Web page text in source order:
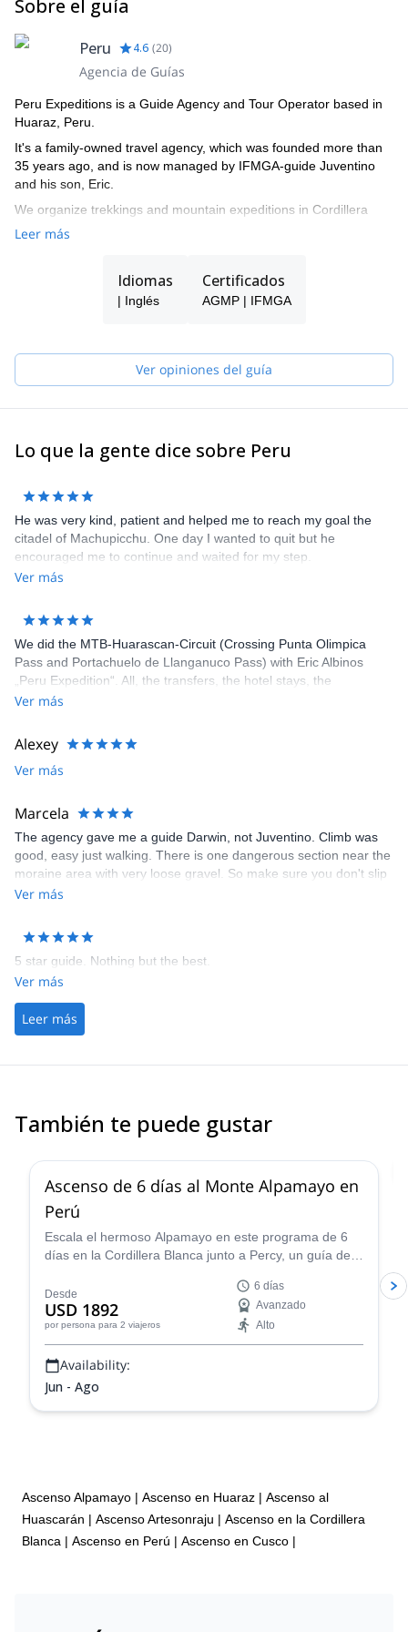
lamas y alpacas. Esa tarde te entregaremos tu equipo y te
glaciar. La cena se servirá a las 6 pm y luego será una
noche temprano.
cena especial a las 6pm para reflexionar sobre nuestro día
Sobre el guía
Peru 4.6 (20)
Agencia de Guías
Peru Expeditions is a Guide Agency and Tour Operator based in
Huaraz, Peru.
It's a family-owned travel agency, which was founded more than
35 years ago, and is now managed by IFMGA-guide Juventino
and his son, Eric.
We organize trekkings and mountain expeditions in Cordillera
Blanca, and all around Peru.
Leer más
Idiomas
| Inglés
Certificados
AGMP | IFMGA
Ver opiniones del guía
Lo que la gente dice sobre Peru
He was very kind, patient and helped me to reach my goal the
citadel of Machupicchu. One day I wanted to quit but he
encouraged me to continue and waited for my step.
Ver más
We did the MTB-Huarascan-Circuit (Crossing Punta Olimpica
Pass and Portachuelo de Llanganuco Pass) with Eric Albinos
„Peru Expedition“. All, the transfers, the hotel stays, the
acclimatization tours and the circuit itself, was well organized. Eric
Guide Joni is an excellent mountain bike-guide and good tailor
too if something is torn. The cook prepared delicious meals
during the circuit. The camping equipment was in very good
´s Peru Expeditions“.
Ver más
Alexey
Ver más
Marcela
The agency gave me a guide Darwin, not Juventino. Climb was
good, easy just walking. There is one dangerous section near the
moraine area with very loose gravel. So make sure you don't slip
there or you are dead. I stayed in refugio at the base camp which
clients some breaks once in a while, not rush too much. It's a high
altitude climbing after all.
Ver más
5 star guide. Nothing but the best.
Ver más
Leer más
También te puede gustar
Ascenso de 6 días al Monte Alpamayo en
Perú
Escala el hermoso Alpamayo en este programa de 6
días en la Cordillera Blanca junto a Percy, un guía de
experiencia de montañismo fantástica!
Desde
USD 1892
por persona para 2 viajeros
6 días
Avanzado
Alto
Availability:
Jun - Ago
Ascenso Alpamayo | Ascenso en Huaraz | Ascenso al
Huascarán | Ascenso Artesonraju | Ascenso en la Cordillera
Blanca | Ascenso en Perú | Ascenso en Cusco |